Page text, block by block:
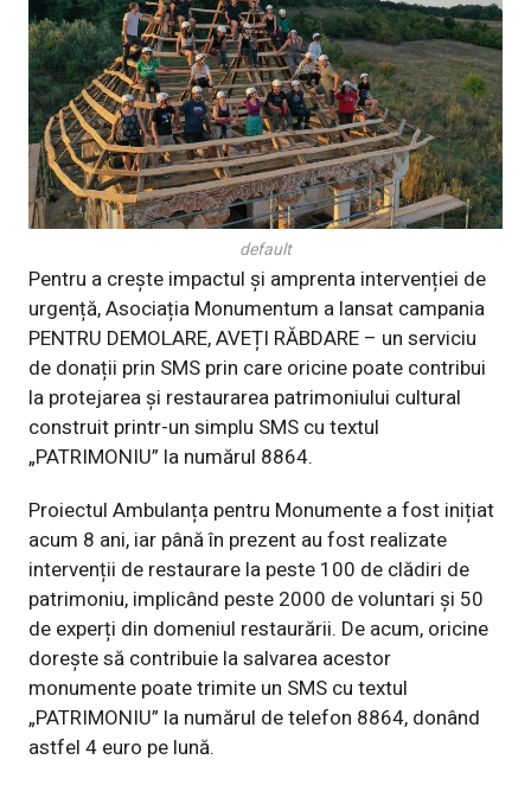
default
Pentru a crește impactul și amprenta intervenției de
urgență, Asociația Monumentum a lansat campania
PENTRU DEMOLARE, AVEȚI RĂBDARE – un serviciu
de donații prin SMS prin care oricine poate contribui
la protejarea și restaurarea patrimoniului cultural
construit printr-un simplu SMS cu textul
„PATRIMONIU” la numărul 8864.
Proiectul Ambulanța pentru Monumente a fost inițiat
acum 8 ani, iar până în prezent au fost realizate
intervenții de restaurare la peste 100 de clădiri de
patrimoniu, implicând peste 2000 de voluntari și 50
de experți din domeniul restaurării. De acum, oricine
dorește să contribuie la salvarea acestor
monumente poate trimite un SMS cu textul
„PATRIMONIU” la numărul de telefon 8864, donând
astfel 4 euro pe lună.